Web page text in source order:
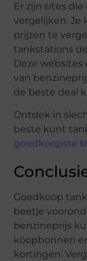
Er zijn sites
vergelijken. Je
prijzen te
tankstations
Deze
van
de beste deal
Ontdek in
beste kunt
goedkoopste
Goedkoop
beetje
benzineprijs
koopbonnen
kortingen.